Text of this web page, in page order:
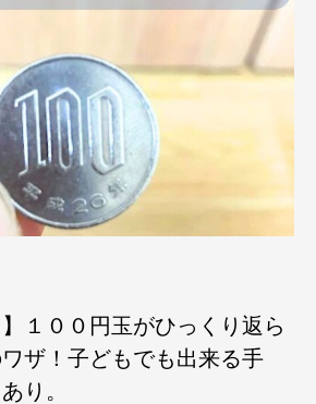
】１００円玉がひっくり返ら
ザ！子どもでも出来る手
り。